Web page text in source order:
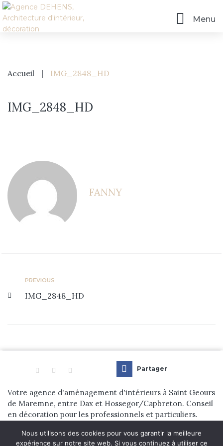
Menu
Accueil | IMG_2848_HD
IMG_2848_HD
FANNY
PREVIOUS
IMG_2848_HD
Votre agence d'aménagement d'intérieurs à Saint Geours
de Maremne, entre Dax et Hossegor/Capbreton. Conseil
en décoration pour les professionnels et particuliers.
Partager
© 2024 Dehens Aménagement d’Intérieur. tous droits réservés. |
Nous utilisons des cookies pour vous garantir la meilleure
expérience sur notre site web. Si vous continuez à utiliser ce